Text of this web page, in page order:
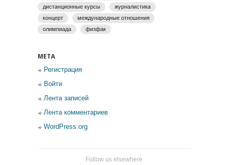
дистанционные курсы
журналистика
концерт
международные отношения
олимпиада
физфак
МЕТА
Регистрация
Войти
Лента записей
Лента комментариев
WordPress.org
Follow us elsewhere